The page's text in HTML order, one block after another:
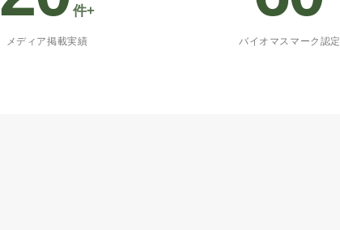
件+
メディア掲載実績 バイオマスマーク認定